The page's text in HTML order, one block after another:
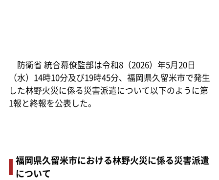
防衛省 統合幕僚監部は令和8（2026）年5月20日
（水）14時10分及び19時45分、福岡県久留米市で発生
した林野火災に係る災害派遣について以下のように第
1報と終報を公表した。
福岡県久留米市における林野火災に係る災害派遣
について